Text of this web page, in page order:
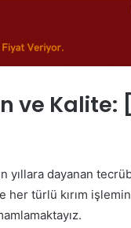
ve Kalite:
yıllara dayanan
her türlü kırım